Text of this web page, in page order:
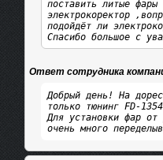
поставить литые
электрокоректор
подойдёт ли
Спасибо большое с
Ответ сотрудника
Добрый день! На
только тюнинг FD-
Для установки фар от
очень много